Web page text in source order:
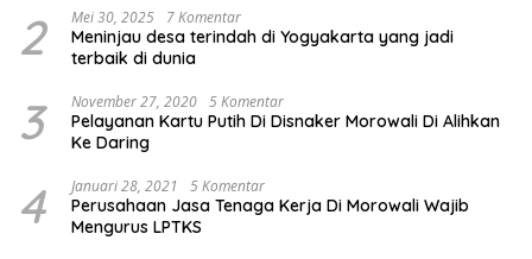
2 Mei 30, 2025 7 Komentar
Meninjau desa terindah di Yogyakarta yang jadi
terbaik di dunia
3 November 27, 2020 5 Komentar
Pelayanan Kartu Putih Di Disnaker Morowali Di Alihkan
Ke Daring
4 Januari 28, 2021 5 Komentar
Perusahaan Jasa Tenaga Kerja Di Morowali Wajib
Mengurus LPTKS